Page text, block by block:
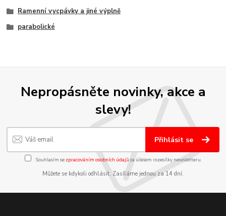
Ramenní vycpávky a jiné výplně
parabolické
Nepropásněte novinky, akce a
slevy!
Přihlásit se
Souhlasím se zpracováním osobních údajůza účelem rozesílky newsletteru.
Můžete se kdykoli odhlásit. Zasíláme jednou za 14 dní.